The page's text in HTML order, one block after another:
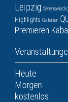
Leipzig
Highlights Galerien
Premieren
Heute
Morgen
kostenlos